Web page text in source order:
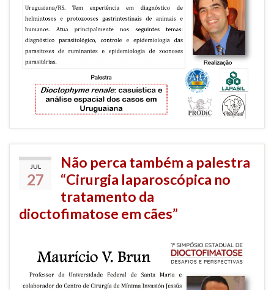
JUL
27
Não perca também a palestra
“Cirurgia laparoscópica no
tratamento da
dioctofimatose em cães”